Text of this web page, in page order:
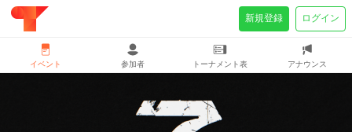
イベント 参加者 トーナメント表 アナウンス
新規登録 ログイン